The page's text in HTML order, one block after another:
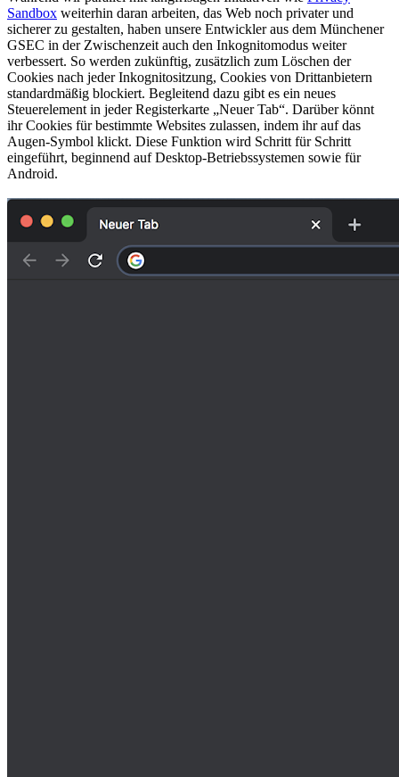
Sandbox weiterhin daran arbeiten, das Web noch privater und
sicherer zu gestalten, haben unsere Entwickler aus dem Münchener
GSEC in der Zwischenzeit auch den Inkognitomodus weiter
verbessert. So werden zukünftig, zusätzlich zum Löschen der
Cookies nach jeder Inkognitositzung, Cookies von Drittanbietern
standardmäßig blockiert. Begleitend dazu gibt es ein neues
Steuerelement in jeder Registerkarte „Neuer Tab“. Darüber könnt
ihr Cookies für bestimmte Websites zulassen, indem ihr auf das
Augen-Symbol klickt. Diese Funktion wird Schritt für Schritt
eingeführt, beginnend auf Desktop-Betriebssystemen sowie für
Android.